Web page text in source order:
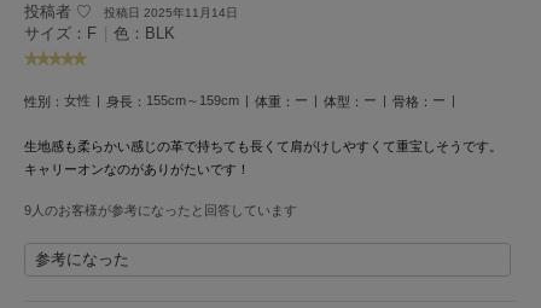
le coq sportif
ルコックスポルティフ
レスポートサック
LILY BROWN
リリーブラウン
LILY BROWN Lingerie
投稿者 ♡ 投稿日 2025年11月14日
サイズ：F | 色：BLK
性別： 女性 身長： 155cm～159cm 体重： ー 体型： ー 骨格： ー
生地感も柔らかい感じの革で持ちても長くて肩がけしやすくて重宝しそうです。
キャリーオンなのがありがたいです！
9人のお客様が参考になったと回答しています
参考になった